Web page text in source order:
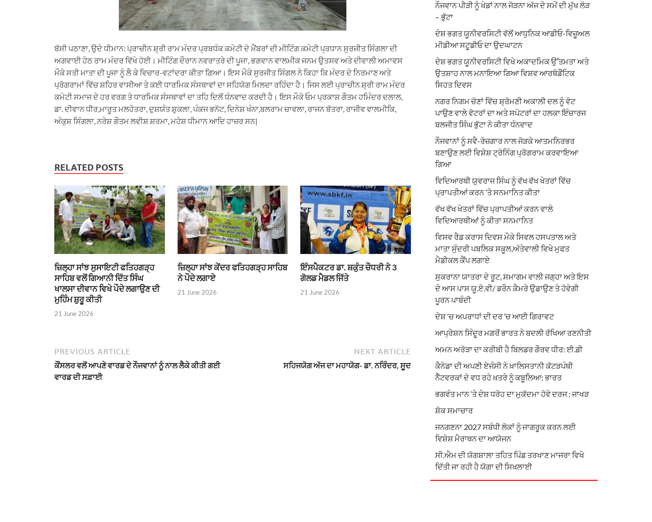
ਬੱਸੀ ਪਠਾਣਾ, ਉਦੇ ਧੀਮਾਨ: ਪ੍ਰਾਚੀਨ ਸ਼੍ਰੀ ਰਾਮ ਮੰਦਰ ਪ੍ਰਬਧੰਕ ਕਮੇਟੀ ਦੇ ਮੈਂਬਰਾਂ ਦੀ ਮੀਟਿੰਗ ਕਮੇਟੀ ਪ੍ਰਧਾਨ ਸੁਰਜੀਤ ਸਿੰਗਲਾ ਦੀ
ਅਗਵਾਈ ਹੇਠ ਰਾਮ ਮੰਦਰ ਵਿੱਖੇ ਹੋਈ। ਮੀਟਿੰਗ ਦੌਰਾਨ ਨਵਰਾਤਰੇ ਦੀ ਪੂਜਾ, ਭਗਵਾਨ ਵਾਲਮੀਕ ਜਨਮ ਉਤਸਵ ਅਤੇ ਦੀਵਾਲੀ ਅਮਾਵਸ
ਮੌਕੇ ਸਤੀ ਮਾਤਾ ਦੀ ਪੂਜਾ ਨੂੰ ਲੈ ਕੇ ਵਿਚਾਰ-ਵਟਾਂਦਰਾ ਕੀਤਾ ਗਿਆ। ਇਸ ਮੌਕੇ ਸੁਰਜੀਤ ਸਿੰਗਲ ਨੇ ਕਿਹਾ ਕਿ ਮੰਦਰ ਦੇ ਨਿਰਮਾਣ ਅਤੇ
ਪ੍ਰੋਗਰਾਮਾਂ ਵਿੱਚ ਸ਼ਹਿਰ ਵਾਸੀਆ ਤੇ ਕਈ ਧਾਰਮਿਕ ਸੰਸਥਾਵਾਂ ਦਾ ਸਹਿਯੋਗ ਮਿਲਦਾ ਰਹਿੰਦਾ ਹੈ। ਜਿਸ ਲਈ ਪ੍ਰਾਚੀਨ ਸ਼੍ਰੀ ਰਾਮ ਮੰਦਰ
ਕਮੇਟੀ ਸਮਾਜ ਦੇ ਹਰ ਵਰਗ ਤੇ ਧਾਰਮਿਕ ਸੰਸਥਾਵਾਂ ਦਾ ਤਹਿ ਦਿਲੋਂ ਧੰਨਵਾਦ ਕਰਦੀ ਹੈ। ਇਸ ਮੌਕੇ ਓਮ ਪ੍ਰਕਾਸ਼ ਗੌਤਮ ਹਮਿੰਦਰ ਦਲਾਲ,
ਡਾ. ਦੀਵਾਨ ਧੀਰ,ਮਾਰੂਤ ਮਲਹੋਤਰਾ, ਦੁਸ਼ਯੰਤ ਸ਼ੁਕਲਾ, ਪੰਕਜ ਭਨੋਟ, ਦਿਨੇਸ਼ ਖੰਨਾ,ਬਲਰਾਮ ਚਾਵਲਾ, ਰਾਜਨ ਬੱਤਰਾ, ਰਾਜੀਵ ਵਾਲਮੀਕਿ,
ਅੰਕੁਸ਼ ਸਿੰਗਲਾ, ਨਰੇਸ਼ ਗੌਤਮ ਲਵੀਸ਼ ਸ਼ਰਮਾ, ਮਹੇਸ਼ ਧੀਮਾਨ ਆਦਿ ਹਾਜ਼ਰ ਸਨ|
RELATED POSTS
ਜ਼ਿਲ੍ਹਾ ਸਾਂਝ ਸੁਸਾਇਟੀ ਫਤਿਹਗੜ੍ਹ
ਸਾਹਿਬ ਵਲੋਂ ਗਿਆਨੀ ਦਿੱਤ ਸਿੰਘ
ਖਾਲਸਾ ਦੀਵਾਨ ਵਿਖੇ ਪੌਦੇ ਲਗਾਉਣ ਦੀ
ਮੁਹਿੰਮ ਸ਼ੁਰੂ ਕੀਤੀ
21 June 2026
ਜ਼ਿਲ੍ਹਾ ਸਾਂਝ ਕੇਂਦਰ ਫਤਿਹਗੜ੍ਹ ਸਾਹਿਬ
ਨੇ ਪੌਦੇ ਲਗਾਏ
21 June 2026
ਇੰਸਪੈਕਟਰ ਡਾ. ਸ਼ਕੁੰਤ ਚੌਧਰੀ ਨੇ 3
ਗੋਲਡ ਮੈਡਲ ਜਿੱਤੇ
21 June 2026
PREVIOUS ARTICLE
ਕੌਂਸਲਰ ਵਲੋਂ ਆਪਣੇ ਵਾਰਡ ਦੇ ਨੌਜਵਾਨਾਂ ਨੂੰ ਨਾਲ ਲੈਕੇ ਕੀਤੀ ਗਈ
ਵਾਰਡ ਦੀ ਸਫ਼ਾਈ
NEXT ARTICLE
ਸਹਿਜਯੋਗ ਅੱਜ ਦਾ ਮਹਾਯੋਗ- ਡਾ. ਨਰਿੰਦਰ, ਸੂਦ
ਨੌਜਵਾਨ ਪੀੜੀ ਨੂੰ ਖੇਡਾਂ ਨਾਲ ਜੋੜਨਾ ਅੱਜ ਦੇ ਸਮੇਂ ਦੀ ਮੁੱਖ ਲੋੜ
– ਭੁੱਟਾ
ਦੇਸ਼ ਭਗਤ ਯੂਨੀਵਰਸਿਟੀ ਵੱਲੋਂ ਆਧੁਨਿਕ ਆਡੀਓ-ਵਿਜ਼ੂਅਲ
ਮੀਡੀਆ ਸਟੂਡੀਓ ਦਾ ਉਦਘਾਟਨ
ਦੇਸ਼ ਭਗਤ ਯੂਨੀਵਰਸਿਟੀ ਵਿਖੇ ਅਕਾਦਮਿਕ ਉੱਤਮਤਾ ਅਤੇ
ਉਤਸ਼ਾਹ ਨਾਲ ਮਨਾਇਆ ਗਿਆ ਵਿਸ਼ਵ ਆਰਥੋਡੌਂਟਿਕ
ਸਿਹਤ ਦਿਵਸ
ਨਗਰ ਨਿਗਮ ਚੋਣਾਂ ਵਿੱਚ ਸ਼੍ਰੋਮਣੀ ਅਕਾਲੀ ਦਲ ਨੂੰ ਵੋਟ
ਪਾਉਣ ਵਾਲੇ ਵੋਟਰਾਂ ਦਾ ਅਤੇ ਸਪੋਟਰਾਂ ਦਾ ਹਲਕਾ ਇੰਚਾਰਜ
ਬਲਜੀਤ ਸਿੰਘ ਭੁੱਟਾ ਨੇ ਕੀਤਾ ਧੰਨਵਾਦ
ਨੌਜਵਾਨਾਂ ਨੂੰ ਸਵੈ-ਰੋਜ਼ਗਾਰ ਨਾਲ ਜੋੜਕੇ ਆਤਮਨਿਰਭਰ
ਬਣਾਉਣ ਲਈ ਵਿਸ਼ੇਸ਼ ਟ੍ਰੇਨਿੰਗ ਪ੍ਰੋਗਰਾਮ ਕਰਵਾਇਆ
ਗਿਆ
ਵਿਦਿਆਰਥੀ ਯੁਵਰਾਜ ਸਿੰਘ ਨੂੰ ਵੱਖ ਵੱਖ ਖੇਤਰਾਂ ਵਿੱਚ
ਪ੍ਰਾਪਤੀਆਂ ਕਰਨ ‘ਤੇ ਸਨਮਾਨਿਤ ਕੀਤਾ
ਵੱਖ ਵੱਖ ਖੇਤਰਾਂ ਵਿੱਚ ਪ੍ਰਾਪਤੀਆਂ ਕਰਨ ਵਾਲੇ
ਵਿਦਿਆਰਥੀਆਂ ਨੂੰ ਕੀਤਾ ਸਨਮਾਨਿਤ
ਵਿਸਵ ਰੈਡ ਕਰਾਸ ਦਿਵਸ ਮੌਕੇ ਸਿਵਲ ਹਸਪਤਾਲ ਅਤੇ
ਮਾਤਾ ਸੁੰਦਰੀ ਪਬਲਿਕ ਸਕੂਲ,ਅੱਤੇਵਾਲੀ ਵਿਖੇ ਮੁਫਤ
ਮੈਡੀਕਲ ਕੈਂਪ ਲਗਾਏ
ਸੁਕਰਾਨਾ ਯਾਤਰਾ ਦੇ ਰੂਟ, ਸਮਾਗਮ ਵਾਲੀ ਜਗ੍ਹਾ ਅਤੇ ਇਸ
ਦੇ ਆਸ ਪਾਸ ਯੂ.ਏ.ਵੀ/ ਡਰੌਨ ਕੈਮਰੇ ਉਡਾਉਣ ਤੇ ਹੋਵੇਗੀ
ਪੂਰਨ ਪਾਬੰਦੀ
ਦੇਸ਼ ‘ਚ ਅਪਰਾਧਾਂ ਦੀ ਦਰ ‘ਚ ਆਈ ਗਿਰਾਵਟ
ਆਪ੍ਰੇਸ਼ਨ ਸਿੰਦੂਰ ਮਗਰੋਂ ਭਾਰਤ ਨੇ ਬਦਲੀ ਰੱਖਿਆ ਰਣਨੀਤੀ
ਅਮਨ ਅਰੋੜਾ ਦਾ ਕਰੀਬੀ ਹੈ ਬਿਲਡਰ ਗੌਰਵ ਧੀਰ: ਈ.ਡੀ
ਕੈਨੇਡਾ ਦੀ ਅਪਣੀ ਏਜੰਸੀ ਨੇ ਖ਼ਾਲਿਸਤਾਨੀ ਕੱਟੜਪੰਥੀ
ਨੈੱਟਵਰਕਾਂ ਦੇ ਵਧ ਰਹੇ ਖ਼ਤਰੇ ਨੂੰ ਕਬੂਲਿਆ: ਭਾਰਤ
ਭਗਵੰਤ ਮਾਨ ‘ਤੇ ਦੇਸ਼ ਧਰੋਹ ਦਾ ਮੁਕੱਦਮਾ ਹੋਵੇ ਦਰਜ : ਜਾਖੜ
ਸ਼ੋਕ ਸਮਾਚਾਰ
ਜਨਗਣਨਾ 2027 ਸਬੰਧੀ ਲੋਕਾਂ ਨੂੰ ਜਾਗਰੂਕ ਕਰਨ ਲਈ
ਵਿਸ਼ੇਸ਼ ਮੈਰਾਥਨ ਦਾ ਆਯੋਜਨ
ਸੀ.ਐਮ ਦੀ ਯੋਗਸ਼ਾਲਾ ਤਹਿਤ ਪਿੰਡ ਤਰਖਾਣ ਮਾਜਰਾ ਵਿਖੇ
ਦਿੱਤੀ ਜਾ ਰਹੀ ਹੈ ਯੋਗਾ ਦੀ ਸਿਖਲਾਈ